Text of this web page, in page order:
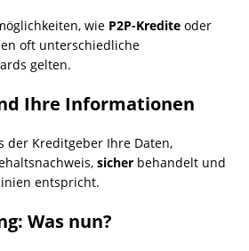
wie P2P-Kredite oder
oft unterschiedliche
gelten.
Ihre Informationen
der Kreditgeber Ihre Daten,
sicher behandelt und
entspricht.
Was nun?